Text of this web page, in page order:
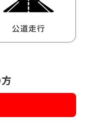
公道走行